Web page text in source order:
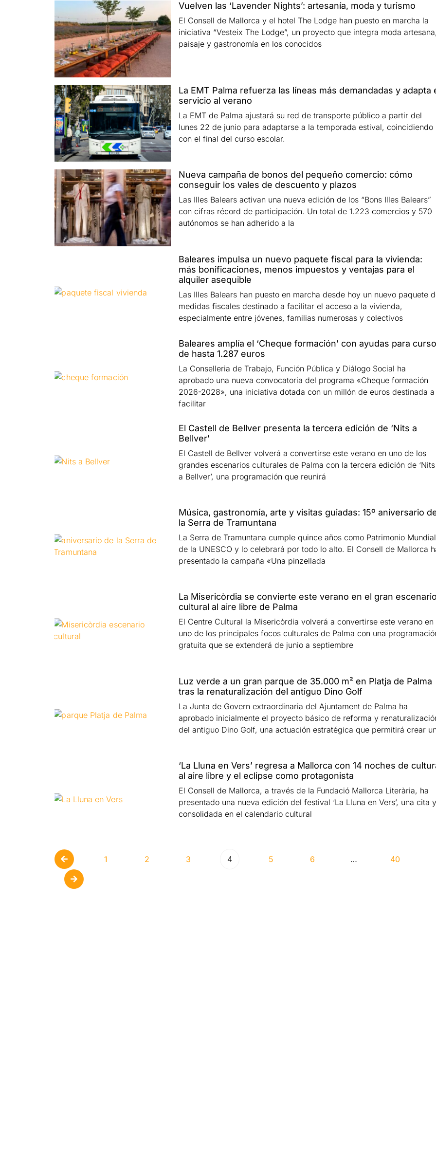
Vuelven las ‘Lavender Nights’: artesanía, moda y turismo
El Consell de Mallorca y el hotel The Lodge han puesto en marcha la
iniciativa “Vesteix The Lodge”, un proyecto que integra moda
paisaje y gastronomía en los conocidos
La EMT Palma refuerza las líneas más demandadas y adapta
servicio al verano
La EMT de Palma ajustará su red de transporte público a partir del
lunes 22 de junio para adaptarse a la temporada estival, coincidiendo
con el final del curso escolar.
Nueva campaña de bonos del pequeño comercio: cómo
conseguir los vales de descuento y plazos
Las Illes Balears activan una nueva edición de los “Bons Illes Balears”
con cifras récord de participación. Un total de 1.223 comercios y 570
autónomos se han adherido a la
Baleares impulsa un nuevo paquete fiscal para la vivienda:
más bonificaciones, menos impuestos y ventajas para el
alquiler asequible
Las Illes Balears han puesto en marcha desde hoy un nuevo paquete
medidas fiscales destinado a facilitar el acceso a la vivienda,
especialmente entre jóvenes, familias numerosas y colectivos
Baleares amplía el ‘Cheque formación’ con ayudas para
de hasta 1.287 euros
La Conselleria de Trabajo, Función Pública y Diálogo Social ha
aprobado una nueva convocatoria del programa «Cheque formación
2026-2028», una iniciativa dotada con un millón de euros destinada a
facilitar
El Castell de Bellver presenta la tercera edición de ‘Nits a
Bellver’
El Castell de Bellver volverá a convertirse este verano en uno de los
grandes escenarios culturales de Palma con la tercera edición de ‘Nits
a Bellver’, una programación que reunirá
Música, gastronomía, arte y visitas guiadas: 15º aniversario
la Serra de Tramuntana
La Serra de Tramuntana cumple quince años como Patrimonio Mundial
de la UNESCO y lo celebrará por todo lo alto. El Consell de Mallorca
presentado la campaña «Una pinzellada
La Misericòrdia se convierte este verano en el gran
cultural al aire libre de Palma
El Centre Cultural la Misericòrdia volverá a convertirse este verano en
uno de los principales focos culturales de Palma con una
gratuita que se extenderá de junio a septiembre
Luz verde a un gran parque de 35.000 m² en Platja de Palma
tras la renaturalización del antiguo Dino Golf
La Junta de Govern extraordinaria del Ajuntament de Palma ha
aprobado inicialmente el proyecto básico de reforma y
del antiguo Dino Golf, una actuación estratégica que permitirá crear
‘La Lluna en Vers’ regresa a Mallorca con 14 noches de
al aire libre y el eclipse como protagonista
El Consell de Mallorca, a través de la Fundació Mallorca Literària, ha
presentado una nueva edición del festival ‘La Lluna en Vers’, una cita
consolidada en el calendario cultural
1 2 3 4 5 6 … 40